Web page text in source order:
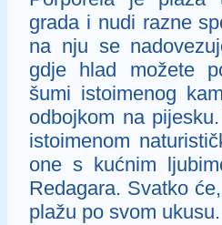
grada i nudi razne
na nju se
gdje hlad možete
šumi istoimenog
odbojkom na
istoimenom
one s kućnim
Redagara. Svatko
plažu po svom ukusu.